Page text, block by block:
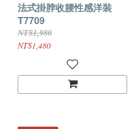
法式掛脖收腰性感洋裝
T7709
NT$1,980
NT$1,480